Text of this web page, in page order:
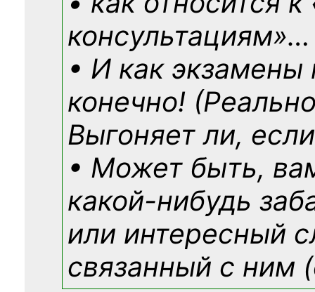
консультациям»…
• И как экзамены
конечно!
Выгоняет ли,
• Может быть,
какой-нибудь
или интересный
связанный с ним